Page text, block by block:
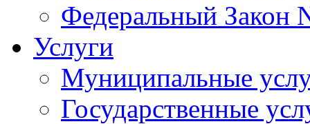
Федеральный Закон
Услуги
Муниципальные
Государственные